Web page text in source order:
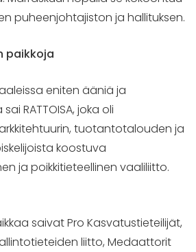
puheenjohtajiston ja hallituksen.
paikkoja
eniten ääniä ja
RATTOISA, joka oli
tuotantotalouden ja
koostuva
ja poikkitieteellinen vaaliliitto.
saivat Pro Kasvatustieteilijät,
liitto, Medaattorit